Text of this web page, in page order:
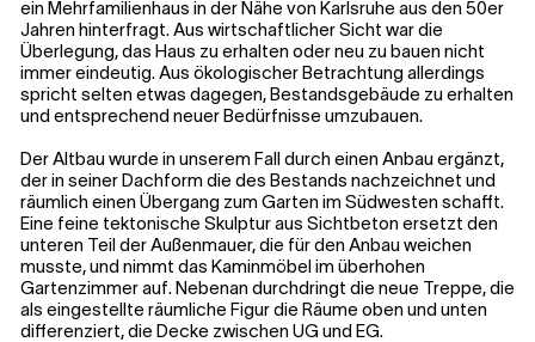
ein Mehrfamilienhaus in der Nähe von Karlsruhe aus den 50er
Jahren hinterfragt. Aus wirtschaftlicher Sicht war die
Überlegung, das Haus zu erhalten oder neu zu bauen nicht
immer eindeutig. Aus ökologischer Betrachtung allerdings
spricht selten etwas dagegen, Bestandsgebäude zu erhalten
und entsprechend neuer Bedürfnisse umzubauen.
Der Altbau wurde in unserem Fall durch einen Anbau ergänzt,
der in seiner Dachform die des Bestands nachzeichnet und
räumlich einen Übergang zum Garten im Südwesten schafft.
Eine feine tektonische Skulptur aus Sichtbeton ersetzt den
unteren Teil der Außenmauer, die für den Anbau weichen
musste, und nimmt das Kaminmöbel im überhohen
Gartenzimmer auf. Nebenan durchdringt die neue Treppe, die
als eingestellte räumliche Figur die Räume oben und unten
differenziert, die Decke zwischen UG und EG.